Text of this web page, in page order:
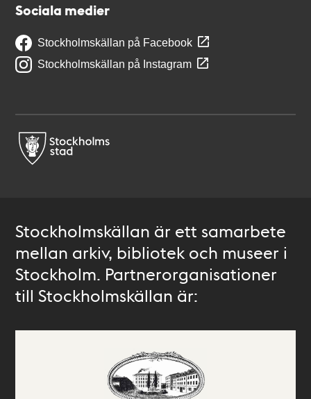
Sociala medier
Stockholmskällan på Facebook
Stockholmskällan på Instagram
Stockholmskällan är ett samarbete
mellan arkiv, bibliotek och museer i
Stockholm. Partnerorganisationer
till Stockholmskällan är: